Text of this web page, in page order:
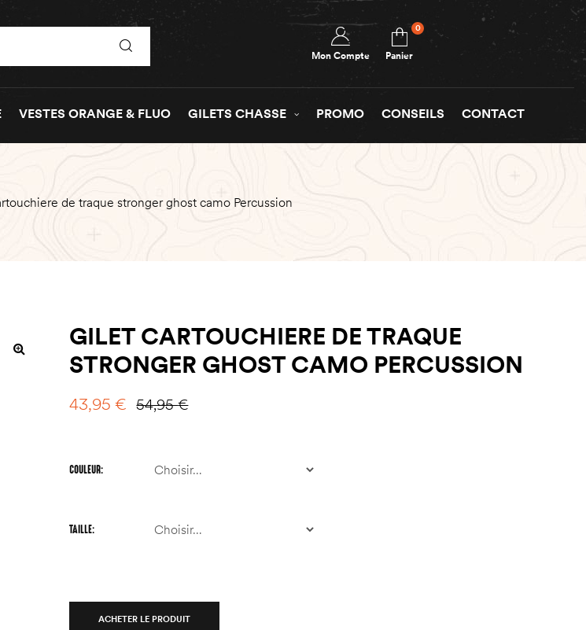
Mon Compte Panier
0
VESTES ORANGE & FLUO GILETS CHASSE PROMO CONSEILS CONTACT
de traque stronger ghost camo Percussion
GILET CARTOUCHIERE DE TRAQUE
STRONGER GHOST CAMO PERCUSSION
54,95€
43,95 €
COULEUR
TAILLE
ACHETER LE PRODUIT